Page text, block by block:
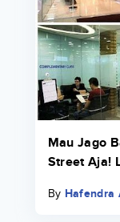
Mau Jago
Street Aja!
By Hafendra